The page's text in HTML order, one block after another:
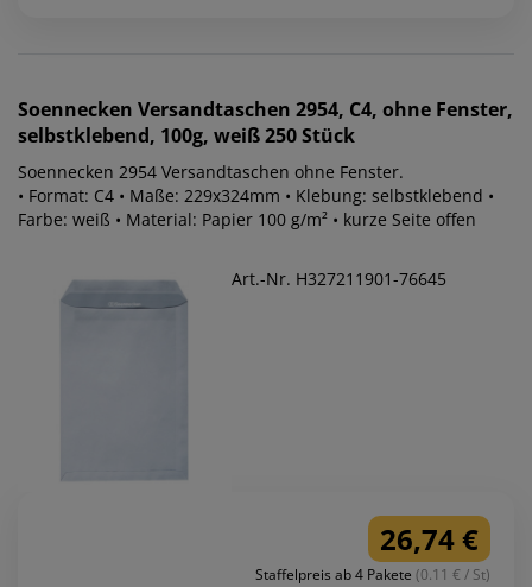
Soennecken Versandtaschen 2954, C4, ohne Fenster,
selbstklebend, 100g, weiß 250 Stück
Soennecken 2954 Versandtaschen ohne Fenster.
• Format: C4 • Maße: 229x324mm • Klebung: selbstklebend •
Farbe: weiß • Material: Papier 100 g/m² • kurze Seite offen
Art.-Nr. H327211901-76645
26,74 €
Staffelpreis ab 4 Pakete (0.11 € / St)